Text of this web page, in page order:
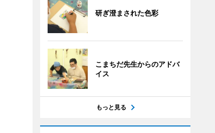
研ぎ澄まされた色彩
こまちだ先生からのアドバ
イス
もっと見る